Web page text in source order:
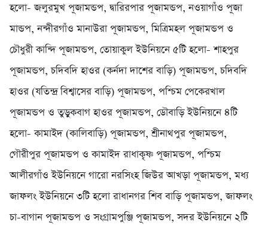
হলো- জলুরমুখ পূজামন্ডপ, দ্বারিরপার পূজামন্ডপ, নওয়াগাঁও পূজা
মান্ডপ, নন্দীরগাঁও মানাউরা পূজামন্ডপ, মিত্রিমহল পূজামন্ডপ ও
চৌধুরী কান্দি পূজামন্ডপ, তোয়াকুল ইউনিয়নে ৫টি হলো- শাহপুর
পূজামন্ডপ, চদিবদি হাওর (কর্নদা দাশের বাড়ি) পূজামন্ডপ, চদিবদি
হাওর (যতিন্দ্র বিশ্বাসের বাড়ি) পূজামন্ডপ, পশ্চিম পেকেরখাল
পূজামন্ডপ ও তুড়ুকবাগ হাওর পূজামন্ডপ, ডৌবাড়ি ইউনিয়নে ৪টি
হলো- কামাইদ (কালিবাড়ি) পূজামন্ডপ, শ্রীনাথপুর পূজামন্ডপ,
গৌরীপুর পূজামন্ডপ ও কামাইদ রাধাকৃষ্ণ পূজামন্ডপ, পশ্চিম
আলীরগাঁও ইউনিয়নে গারো নরসিংহ জিউর আখড়া পূজামন্ডপ, মধ্য
জাফলং ইউনিয়নে ৩টি হলো রাধানগর শিব বাড়ি পূজামন্ডপ, জাফলং
চা-বাগান পূজামন্ডপ ও সংগ্রামপুঞ্জি পূজামন্ডপ, সদর ইউনিয়নে ২টি